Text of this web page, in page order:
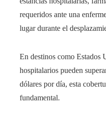
requeridos ante una
lugar durante el
En destinos como Estados
hospitalarios pueden
dólares por día, esta
fundamental.